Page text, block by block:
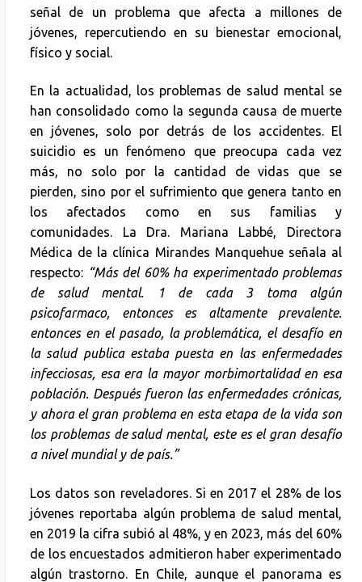
señal de un problema que afecta a millones de
jóvenes, repercutiendo en su bienestar emocional,
físico y social.
En la actualidad, los problemas de salud mental se
han consolidado como la segunda causa de muerte
en jóvenes, solo por detrás de los accidentes. El
suicidio es un fenómeno que preocupa cada vez
más, no solo por la cantidad de vidas que se
pierden, sino por el sufrimiento que genera tanto en
los afectados como en sus familias y
comunidades. La Dra. Mariana Labbé, Directora
Médica de la clínica Mirandes Manquehue señala al
respecto: “Más del 60% ha experimentado problemas
de salud mental. 1 de cada 3 toma algún
psicofarmaco, entonces es altamente prevalente.
entonces en el pasado, la problemática, el desafío en
la salud publica estaba puesta en las enfermedades
infecciosas, esa era la mayor morbimortalidad en esa
población. Después fueron las enfermedades crónicas,
y ahora el gran problema en esta etapa de la vida son
los problemas de salud mental, este es el gran desafío
a nivel mundial y de país.”
Los datos son reveladores. Si en 2017 el 28% de los
jóvenes reportaba algún problema de salud mental,
en 2019 la cifra subió al 48%, y en 2023, más del 60%
de los encuestados admitieron haber experimentado
algún trastorno. En Chile, aunque el panorama es